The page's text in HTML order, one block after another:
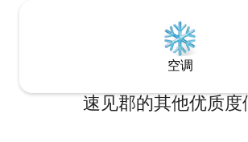
空调
速见郡的其他优质度